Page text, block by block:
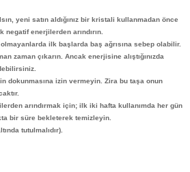
yeni satın aldığınız bir kristali kullanmadan önce
enerjilerden arındırın.
ilk başlarda baş ağrısına sebep olabilir.
zaman çıkarın. Ancak enerjisine alıştığınızda
dokunmasına izin vermeyin. Zira bu taşa onun
arındırmak için; ilk iki hafta kullanımda her gün
bir süre bekleterek temizleyin.
tutulmalıdır).